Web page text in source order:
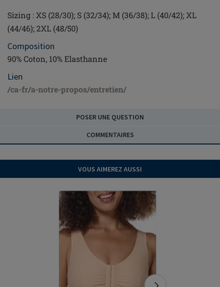
Sizing : XS (28/30); S (32/34); M (36/38); L (40/42); XL
(44/46); 2XL (48/50)
Composition
90% Coton, 10% Elasthanne
Lien
/ca-fr/a-notre-propos/entretien/
POSER UNE QUESTION
COMMENTAIRES
VOUS AIMEREZ AUSSI